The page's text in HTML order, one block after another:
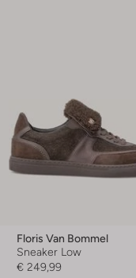
Floris Van Bommel
Sneaker Low
€ 249,99